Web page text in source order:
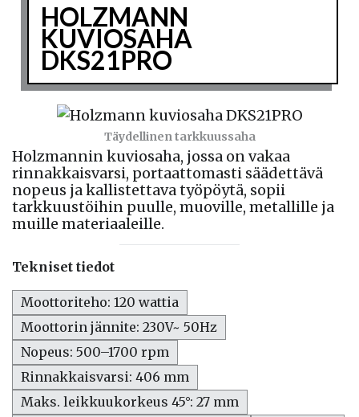
Täydellinen tarkkuussaha
HOLZMANN
KUVIOSAHA
DKS21PRO
Holzmannin kuviosaha, jossa on vakaa
rinnakkaisvarsi, portaattomasti säädettävä
nopeus ja kallistettava työpöytä, sopii
tarkkuustöihin puulle, muoville, metallille ja
muille materiaaleille.
Tekniset tiedot
Moottoriteho: 120 wattia
Moottorin jännite: 230V~ 50Hz
Nopeus: 500–1700 rpm
Rinnakkaisvarsi: 406 mm
Maks. leikkuukorkeus 45°: 27 mm